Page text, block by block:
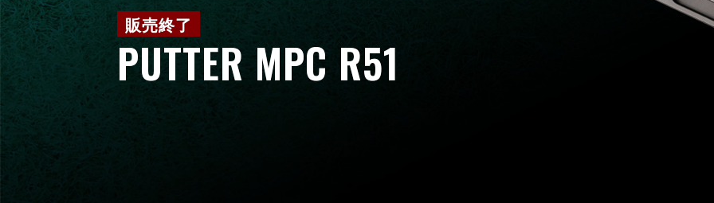
PUTTER MPC R51